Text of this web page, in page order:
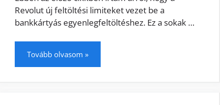
Revolut új feltöltési limiteket vezet be a
bankkártyás egyenlegfeltöltéshez. Ez a sokak …
Tovább olvasom »